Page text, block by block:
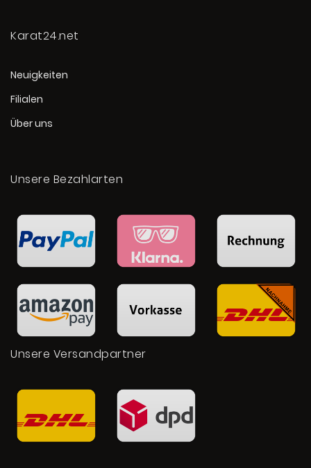
Karat24.net
Neuigkeiten
Filialen
Über uns
Unsere Bezahlarten
Unsere Versandpartner